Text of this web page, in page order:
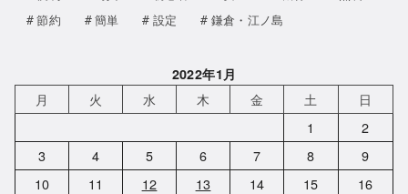
節約
簡単 設定 鎌倉・江ノ島
2022年1月
月 火 水 木 金 土
日
1
2
3
4 5 6 7 8
9
10
11 12 13 14 15
16